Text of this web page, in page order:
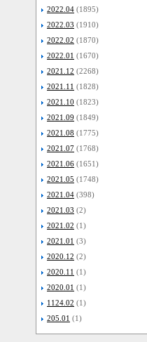
2022.04 (1895)
2022.03 (1910)
2022.02 (1870)
2022.01 (1670)
2021.12 (2268)
2021.11 (1828)
2021.10 (1823)
2021.09 (1849)
2021.08 (1775)
2021.07 (1768)
2021.06 (1651)
2021.05 (1748)
2021.04 (398)
2021.03 (2)
2021.02 (1)
2021.01 (3)
2020.12 (2)
2020.11 (1)
2020.01 (1)
1124.02 (1)
205.01 (1)